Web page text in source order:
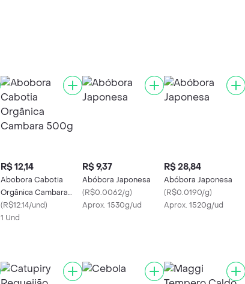
R$ 12,14
Abobora Cabotia
Orgânica Cambara
500g
(R$12.14/und)
1 Und
R$ 9,37
Abóbora Japonesa
(R$0.0062/g)
Aprox. 1530g/ud
R$ 28,84
Abóbora Japonesa
(R$0.0190/g)
Aprox. 1520g/ud